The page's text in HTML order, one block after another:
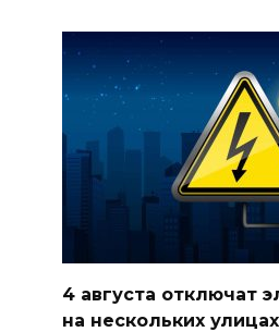
4 августа отключат
на нескольких улицах